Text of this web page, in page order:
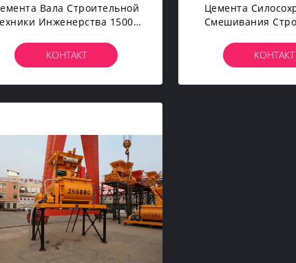
Вала Строительной
Инженерства 1500L
Precast Двойного Смешивая
КОНТАКТ
Цемента
Смешивания
Завод Готового
Портативного
КОНТАКТ